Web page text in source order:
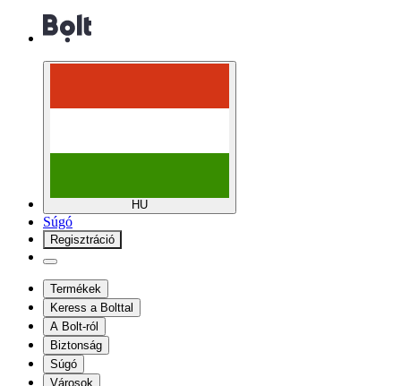
HU
Súgó
Regisztráció
Termékek
Keress a Bolttal
A Bolt-ról
Biztonság
Súgó
Városok